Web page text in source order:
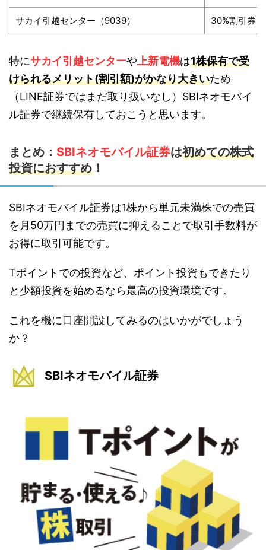
サカイ引越センター（9039） 30%割引券
特にサカイ引越センターや 上新電機は1株保有で受
けられるメリット(割引額)がかなり大きいため
（LINE証券ではまだ取り扱いなし）SBIネオモバイ
ル証券で継続保有しておこうと思います。
まとめ： SBIネオモバイル証券は初めての株式
投資におすすめ ！
SBIネオモバイル証券は1株から単元未満株での売買
を月50万円までの売買に抑えることで取引手数料が
お得に取引可能です。
Tポイントでの投資など、ポイント投資もできたり
と少額投資を始めるなら最高の投資環境です。
これを機に口座開設してみるのはいかがでしょう
か？
SBIネオモバイル証券